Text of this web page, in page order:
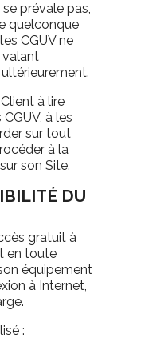
prévale pas,
quelconque
CGUV ne
à lire
à les
sur tout
à la
son Site.
DU
gratuit à
en toute
équipement
à Internet,
: